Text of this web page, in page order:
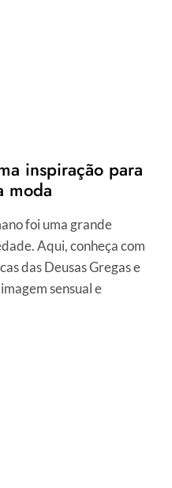
inspiração para
moda
foi uma grande
Aqui, conheça com
das Deusas Gregas e
sensual e